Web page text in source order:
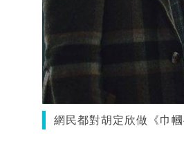
網民都對胡定欣做《巾